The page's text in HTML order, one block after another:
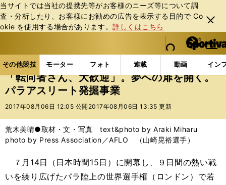
当サイトでは当社の提携先等がお客様のニーズ等について調
査・分析したり、お客様にお勧めの広告を表⽰する⽬的で Co
okie を使⽤する場合があります。詳しくはこちら
閉じ
る
web Sportiva (webスポルティーバ)
検索
マイペ
ー
ジ
メニュ
その他競技 モーター フォト 連載 動画 イン
ス
ポ
ル
バ
その他競技の記事一覧 パラスポーツ 「転向者さん
「転向者さん、大歓迎」。夢への扉を開く。
パラアスリート発掘事業
2017年08月06日 12:05 公開 2017年08月06日 13:35 更新
荒木美晴●取材・文・写真 text&photo by Araki Miharu
photo by Press Association／AFLO （山崎晃裕選手）
７月14日（日本時間15日）に開幕し、９日間の熱い戦
いを繰り広げたパラ陸上の世界選手権（ロンドン）で若